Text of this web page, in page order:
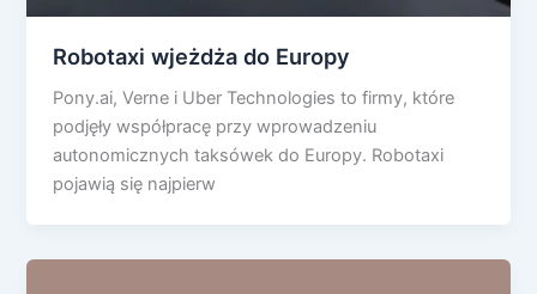
Robotaxi wjeżdża do Europy
Pony.ai, Verne i Uber Technologies to firmy, które
podjęły współpracę przy wprowadzeniu
autonomicznych taksówek do Europy. Robotaxi
pojawią się najpierw